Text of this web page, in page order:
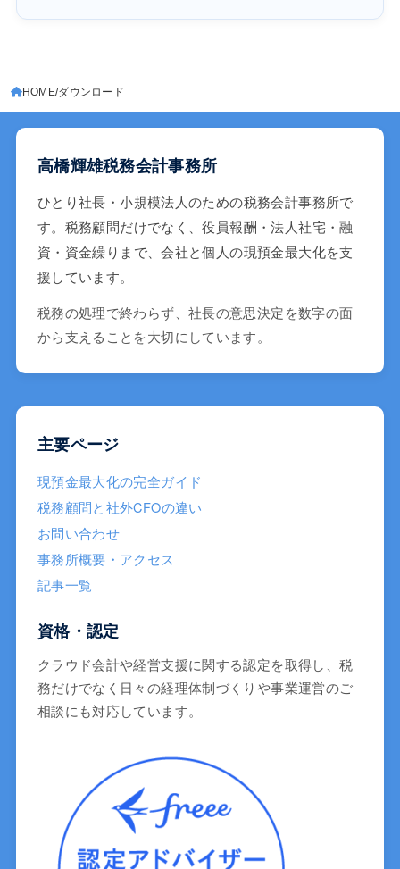
HOME ダウンロード
高橋輝雄税務会計事務所
ひとり社長・小規模法人のための税務会計事務所で
す。税務顧問だけでなく、役員報酬・法人社宅・融
資・資金繰りまで、会社と個人の現預金最大化を支
援しています。
税務の処理で終わらず、社長の意思決定を数字の面
から支えることを大切にしています。
主要ページ
現預金最大化の完全ガイド
税務顧問と社外CFOの違い
お問い合わせ
事務所概要・アクセス
記事一覧
資格・認定
クラウド会計や経営支援に関する認定を取得し、税
務だけでなく日々の経理体制づくりや事業運営のご
相談にも対応しています。